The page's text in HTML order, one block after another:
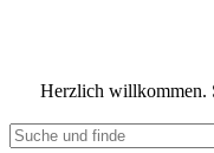
Herzlich willkommen.